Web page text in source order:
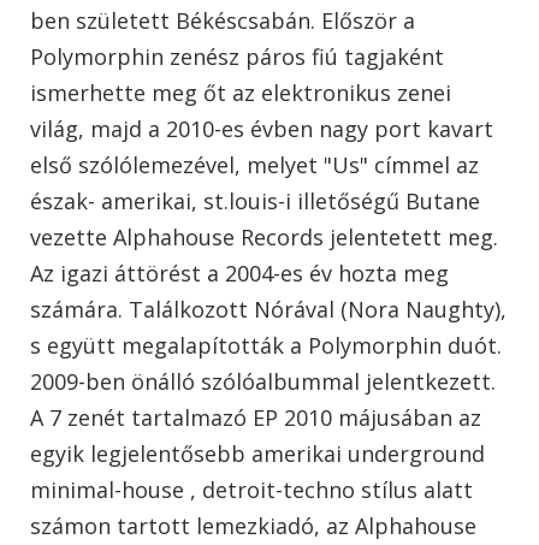
ben született Békéscsabán. Először a
Polymorphin zenész páros fiú tagjaként
ismerhette meg őt az elektronikus zenei
világ, majd a 2010-es évben nagy port kavart
első szólólemezével, melyet "Us" címmel az
észak- amerikai, st.louis-i illetőségű Butane
vezette Alphahouse Records jelentetett meg.
Az igazi áttörést a 2004-es év hozta meg
számára. Találkozott Nórával (Nora Naughty),
s együtt megalapították a Polymorphin duót.
2009-ben önálló szólóalbummal jelentkezett.
A 7 zenét tartalmazó EP 2010 májusában az
egyik legjelentősebb amerikai underground
minimal-house , detroit-techno stílus alatt
számon tartott lemezkiadó, az Alphahouse